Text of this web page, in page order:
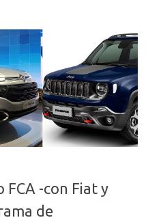
FCA -con Fiat y
de